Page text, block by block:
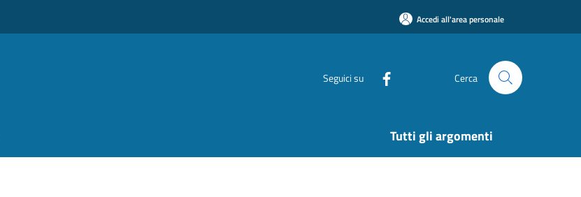
Accedi all'area personale
Seguici su Cerca
Tutti gli argomenti